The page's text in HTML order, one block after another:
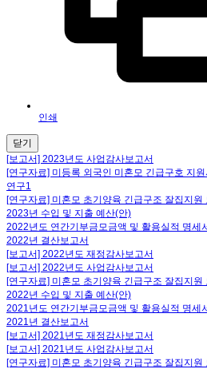
인쇄
닫기
[보고서] 2023년도 사업감사보고서
[연구자료] 미등록 외국인 미혼모 긴급구호 지
연구1
[연구자료] 미혼모 초기양육 긴급구조 잘집지
2023년 수입 및 지출 예산(안)
2022년도 연간기부금모금액 및 활용실적 명세
2022년 결산보고서
[보고서] 2022년도 재정감사보고서
[보고서] 2022년도 사업감사보고서
[연구자료] 미혼모 초기양육 긴급구조 잘집지원
2022년 수입 및 지출 예산(안)
2021년도 연간기부금모금액 및 활용실적 명세
2021년 결산보고서
[보고서] 2021년도 재정감사보고서
[보고서] 2021년도 사업감사보고서
[연구자료] 미혼모 초기양육 긴급구조 잘집지원